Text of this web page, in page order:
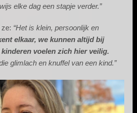
elke dag een stapje verder.”
“Het is klein, persoonlijk en
elkaar, we kunnen altijd bij
voelen zich hier veilig.
glimlach en knuffel van een kind.”